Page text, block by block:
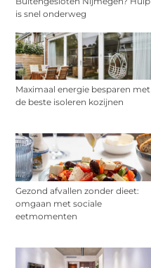
is snel onderweg
Maximaal energie besparen met
de beste isoleren kozijnen
Gezond afvallen zonder dieet:
omgaan met sociale
eetmomenten